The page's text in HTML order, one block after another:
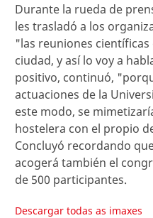
Durante la rueda de
les trasladó a los
"las reuniones
ciudad, y así lo voy a
positivo, continuó,
actuaciones de la
este modo, se
hostelera con el propio
Concluyó recordando
acogerá también el
de 500 participantes.
Descargar todas as imaxes